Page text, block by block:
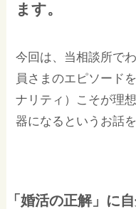
ます。
今回は、当相談所で
員さまのエピソードを
ナリティ）こそが理
器になるというお話
「婚活の正解」に